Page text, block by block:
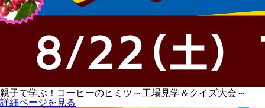
親子で学ぶ！コーヒーのヒミツ～工場見学＆クイズ大会～
詳細ページを見る